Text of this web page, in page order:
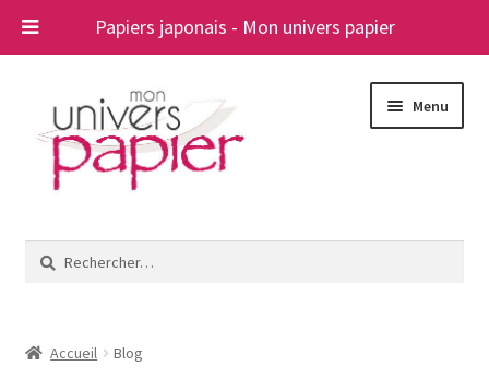
Papiers japonais - Mon univers papier
navigation
contenu
Menu
le
A propos
Rechercher :
Accueil Blog